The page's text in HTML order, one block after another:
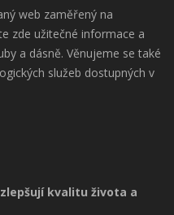
web zaměřený na
zde užitečné informace a
a dásně. Věnujeme se také
služeb dostupných v
kvalitu života a